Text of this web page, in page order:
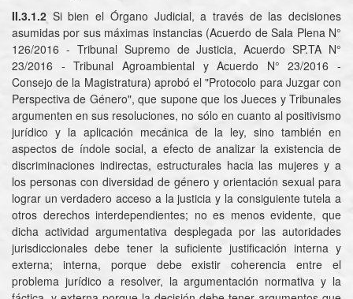
II.3.1.2 Si bien el Órgano Judicial, a través de las decisiones
asumidas por sus máximas instancias (Acuerdo de Sala Plena N°
126/2016 - Tribunal Supremo de Justicia, Acuerdo SP.TA N°
23/2016 - Tribunal Agroambiental y Acuerdo N° 23/2016 -
Consejo de la Magistratura) aprobó el "Protocolo para Juzgar con
Perspectiva de Género", que supone que los Jueces y Tribunales
argumenten en sus resoluciones, no sólo en cuanto al positivismo
jurídico y la aplicación mecánica de la ley, sino también en
aspectos de índole social, a efecto de analizar la existencia de
discriminaciones indirectas, estructurales hacia las mujeres y a
los personas con diversidad de género y orientación sexual para
lograr un verdadero acceso a la justicia y la consiguiente tutela a
otros derechos interdependientes; no es menos evidente, que
dicha actividad argumentativa desplegada por las autoridades
jurisdiccionales debe tener la suficiente justificación interna y
externa; interna, porque debe existir coherencia entre el
problema jurídico a resolver, la argumentación normativa y la